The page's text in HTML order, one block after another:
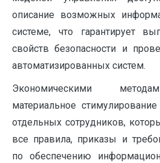
описание возможных
системе, что гарантирует
свойств безопасности и
автоматизированных систем.
Экономическими
материальное
отдельных сотрудников,
все правила, приказы и
по обеспечению